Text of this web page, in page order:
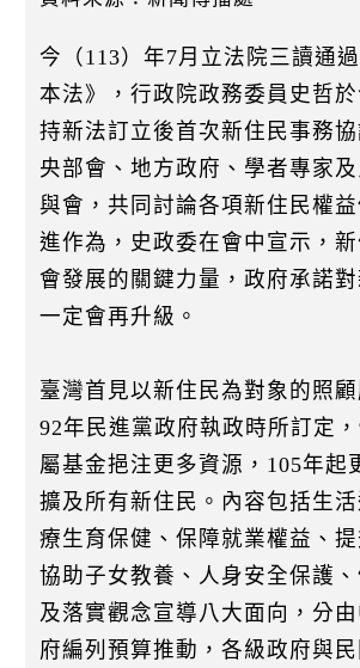
今（113）年7月立法院三讀通
本法》，行政院政務委員史哲
持新法訂立後首次新住民事務
央部會、地方政府、學者專家
與會，共同討論各項新住民權
進作為，史政委在會中宣示，
會發展的關鍵力量，政府承諾
一定會再升級。
臺灣首見以新住民為對象的照
92年民進黨政府執政時所訂定
屬基金挹注更多資源，105年起
擴及所有新住民。內容包括生
療生育保健、保障就業權益、提
協助子女教養、人身安全保護
及落實觀念宣導八大面向，分
府編列預算推動，各級政府與